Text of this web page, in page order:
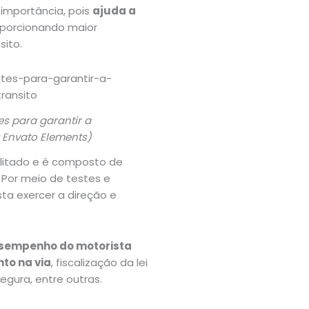
pois ajuda a
maior
para garantir a
Elements)
e é composto de
meio de testes e
exercer a direção e
do motorista
na via, fiscalização da lei
entre outras.